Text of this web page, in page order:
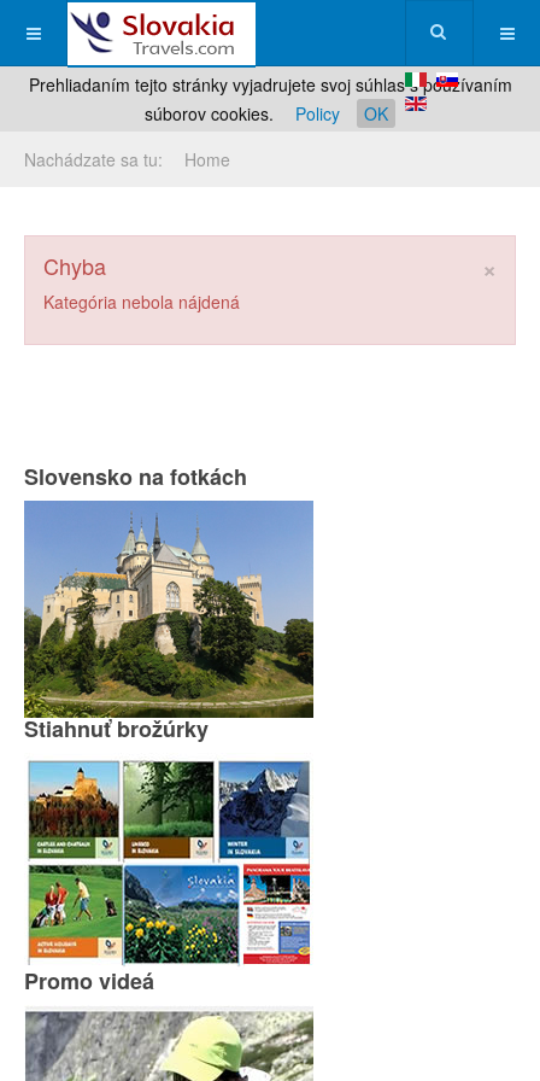
Prehliadaním tejto stránky vyjadrujete svoj súhlas s používaním
súborov cookies.
Policy
OK
Nachádzate sa tu:
Home
×
Chyba
Kategória nebola nájdená
Slovensko na fotkách
Stiahnuť brožúrky
Promo videá